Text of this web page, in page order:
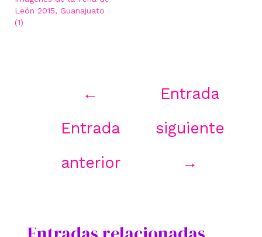
León 2015, Guanajuato
(1)
←
Entrada
anterior
Entrada
siguiente
→